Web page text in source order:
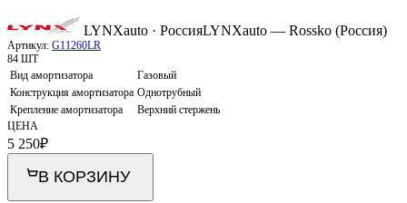
LYNXauto · РоссияLYNXauto — Rossko (Россия)
Артикул: G11260LR
84 ШТ
Вид амортизатора
Газовый
Конструкция амортизатора Однотрубный
Крепление амортизатора
Верхний стержень
ЦЕНА
5 250₽
В КОРЗИНУ